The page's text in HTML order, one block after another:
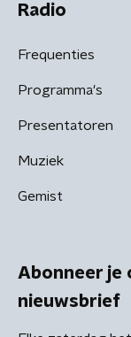
Radio
Frequenties
Programma's
Presentatoren
Muziek
Gemist
Abonneer je
nieuwsbrief